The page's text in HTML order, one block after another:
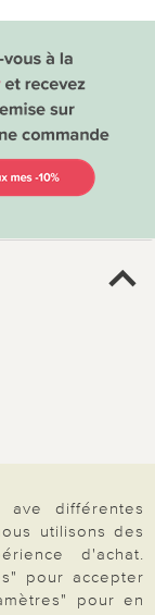
différentes
utilisons des
d'achat.
pour accepter
pour en